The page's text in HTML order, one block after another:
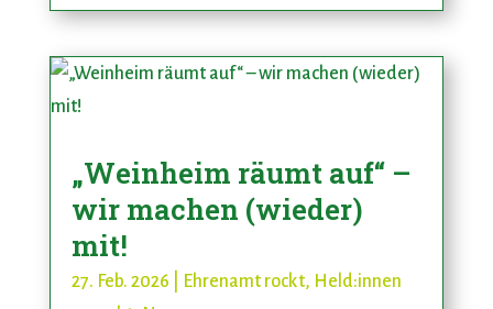
„Weinheim räumt auf“ –
wir machen (wieder)
mit!
27. Feb. 2026 Ehrenamt rockt, Held:innen